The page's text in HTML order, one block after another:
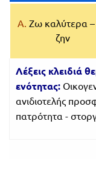
Α. Ζω καλύτερα
ζην
Λέξεις κλειδιά
ενότητας:
ανιδιοτελής
πατρότητα -